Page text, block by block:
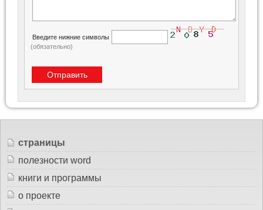
Введите нижние символы
(обязательно)
страницы
полезности word
книги и программы
о проекте